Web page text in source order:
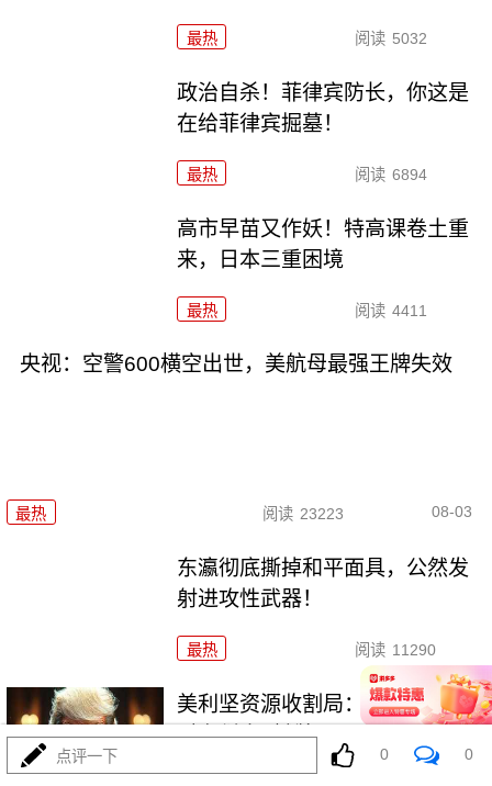
最热 阅读 5032
政治自杀！菲律宾防长，你这是
在给菲律宾掘墓！
最热 阅读 6894
高市早苗又作妖！特高课卷土重
来，日本三重困境
最热 阅读 4411
央视：空警600横空出世，美航母最强王牌失效
最热 阅读 23223 08-03
东瀛彻底撕掉和平面具，公然发
射进攻性武器！
最热 阅读 11290
美利坚资源收割局：特朗普为何
对乌稀土\"摊牌\"
点评一下 0 0